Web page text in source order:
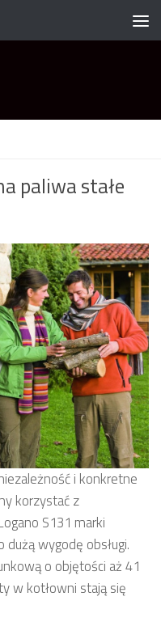
paliwa stałe
i konkretne
korzystać z
S131 marki
wygodę obsługi.
o objętości aż 41
w kotłowni stają się